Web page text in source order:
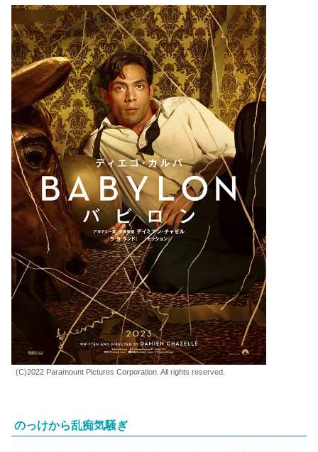
(C)2022 Paramount Pictures Corporation. All rights reserved.
のっけから乱痴気騒ぎ